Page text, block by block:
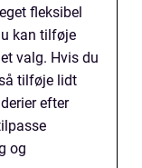
fleksibel
kan tilføje
valg. Hvis du
tilføje lidt
efter
og